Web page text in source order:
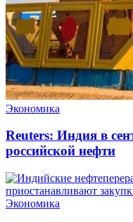
Экономика
Reuters: Индия в
российской нефти
Экономика